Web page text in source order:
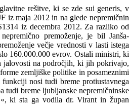
rešitve, ki se zde sui generis, v
iz maja 2012 in na glede nepremičnin
iz decembra 2012. Za razliko od
premoženje, je bil Janša-
večje vrednosti v lasti istega
160.000.000 evrov. Ostali ministri, ki
jalovosti na področjih, ki jih pokrivajo,
zemljiške politike in posameznimi
nosi tudi breme protiustavnega
tudi breme ljubljanske nepremičninske
ki sta ga vodila dr. Virant in župan